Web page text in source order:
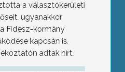
a választókerületi
ugyanakkor
Fidesz-kormány
kapcsán is.
adtak hírt.